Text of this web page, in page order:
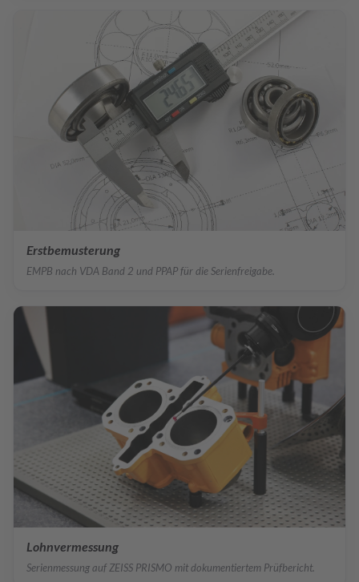
Erstbemusterung
EMPB nach VDA Band 2 und PPAP für die Serienfreigabe.
Lohnvermessung
Serienmessung auf ZEISS PRISMO mit dokumentiertem Prüfbericht.